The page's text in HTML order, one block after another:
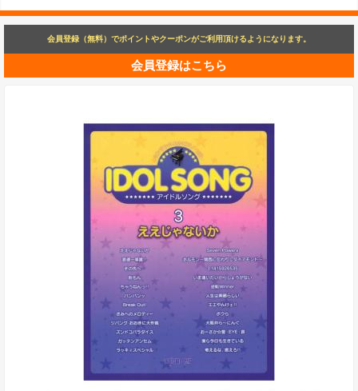
会員登録（無料）でポイントやクーポンがご利用頂けるようになります。
会員登録はこちら